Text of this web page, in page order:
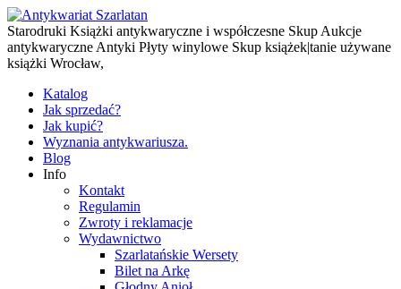
Starodruki Książki antykwaryczne i współczesne Skup Aukcje
antykwaryczne Antyki Płyty winylowe Skup książek|tanie używane
książki Wrocław,
Katalog
Jak sprzedać?
Jak kupić?
Wyznania antykwariusza.
Blog
Info
Kontakt
Regulamin
Zwroty i reklamacje
Wydawnictwo
Szarlatańskie Wersety
Bilet na Arkę